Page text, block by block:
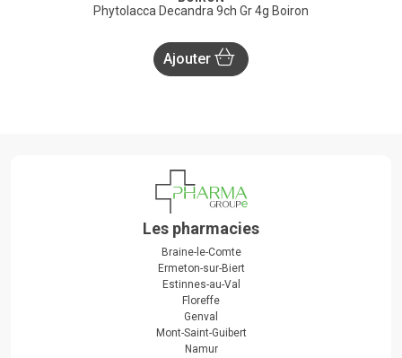
Phytolacca Decandra 9ch Gr 4g Boiron
Ajouter
Les pharmacies
Braine-le-Comte
Ermeton-sur-Biert
Estinnes-au-Val
Floreffe
Genval
Mont-Saint-Guibert
Namur